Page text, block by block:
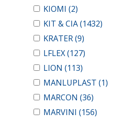
KIOMI (2)
KIT & CIA(1432)
KRATER(9)
LFLEX(127)
LION (113)
MANLUPLAST (1)
MARCON (36)
MARVINI (156)